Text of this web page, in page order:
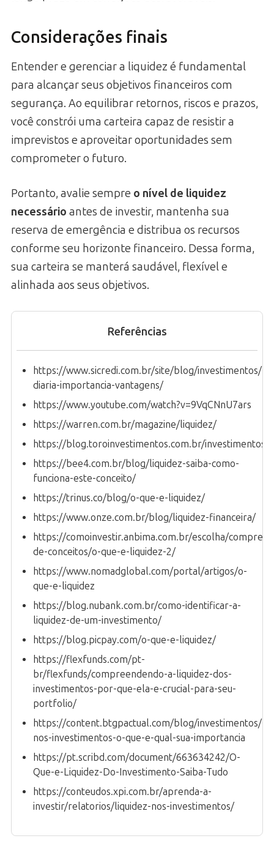
Considerações finais
Entender e gerenciar a liquidez é fundamental
para alcançar seus objetivos financeiros com
segurança. Ao equilibrar retornos, riscos e prazos,
você constrói uma carteira capaz de resistir a
imprevistos e aproveitar oportunidades sem
comprometer o futuro.
Portanto, avalie sempre o nível de liquidez
necessário antes de investir, mantenha sua
reserva de emergência e distribua os recursos
conforme seu horizonte financeiro. Dessa forma,
sua carteira se manterá saudável, flexível e
alinhada aos seus objetivos.
Referências
https://www.sicredi.com.br/site/blog/investimentos/
diaria-importancia-vantagens/
https://www.youtube.com/watch?v=9VqCNnU7ars
https://warren.com.br/magazine/liquidez/
https://blog.toroinvestimentos.com.br/investimentos/
https://bee4.com.br/blog/liquidez-saiba-como-
funciona-este-conceito/
https://trinus.co/blog/o-que-e-liquidez/
https://www.onze.com.br/blog/liquidez-financeira/
https://comoinvestir.anbima.com.br/escolha/
de-conceitos/o-que-e-liquidez-2/
https://www.nomadglobal.com/portal/artigos/o-
que-e-liquidez
https://blog.nubank.com.br/como-identificar-a-
liquidez-de-um-investimento/
https://blog.picpay.com/o-que-e-liquidez/
https://flexfunds.com/pt-
br/flexfunds/compreendendo-a-liquidez-dos-
investimentos-por-que-ela-e-crucial-para-seu-
portfolio/
https://content.btgpactual.com/blog/investimentos/
nos-investimentos-o-que-e-qual-sua-importancia
https://pt.scribd.com/document/663634242/O-
Que-e-Liquidez-Do-Investimento-Saiba-Tudo
https://conteudos.xpi.com.br/aprenda-a-
investir/relatorios/liquidez-nos-investimentos/